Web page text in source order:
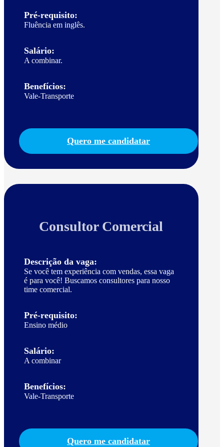
Pré-requisito:
Fluência em inglês.
Salário:
A combinar.
Benefícios:
Vale-Transporte
Quero me candidatar
Consultor Comercial
Descrição da vaga:
Se você tem experiência com vendas, essa vaga
é para você! Buscamos consultores para nosso
time comercial.
Pré-requisito:
Ensino médio
Salário:
A combinar
Benefícios:
Vale-Transporte
Quero me candidatar